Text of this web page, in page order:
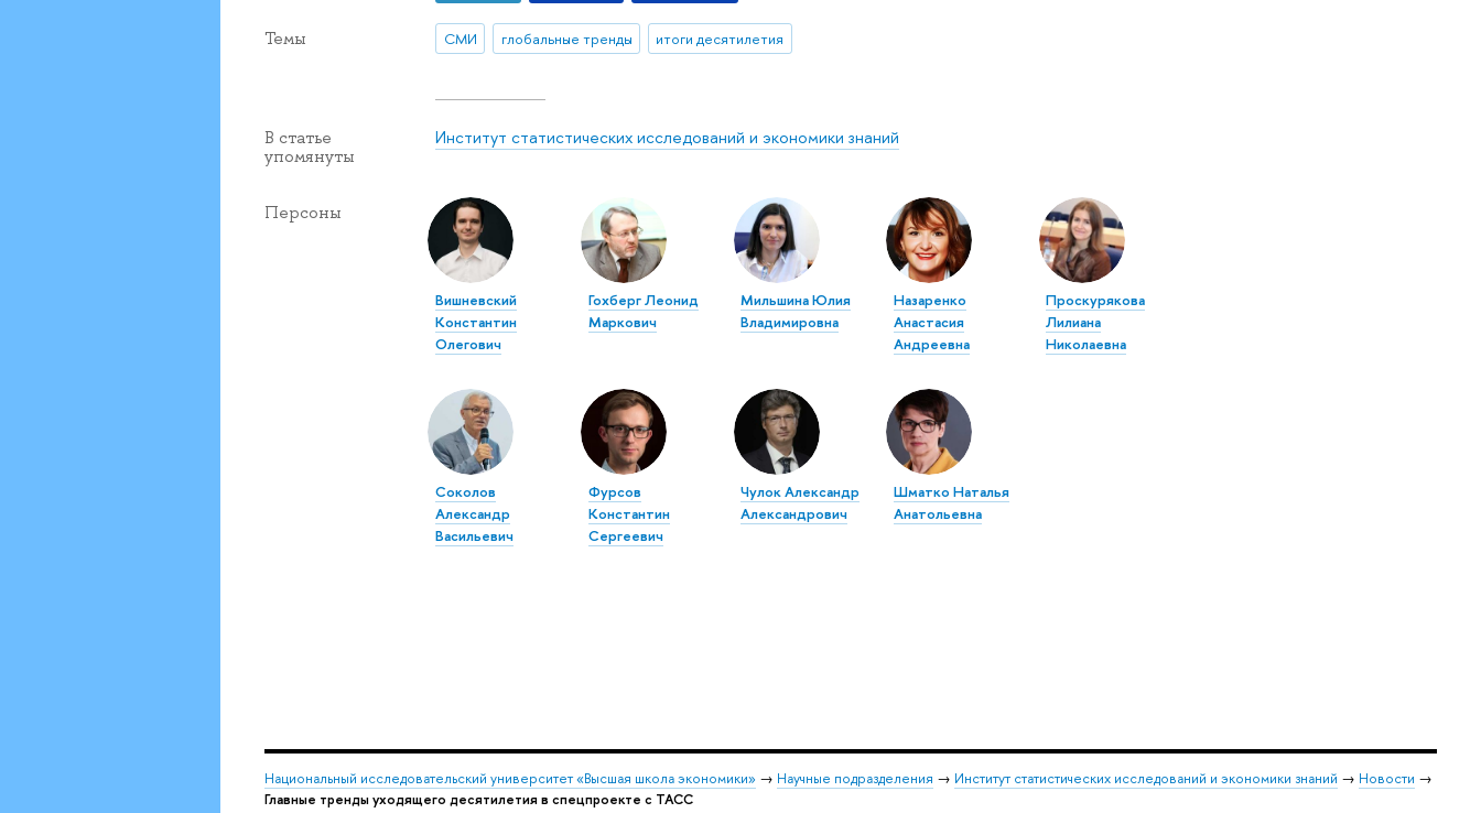
Темы СМИ глобальные тренды итоги десятилетия
В статье
упомянуты
Институт статистических исследований и экономики знаний
Персоны
Вишневский
Константин
Олегович
Гохберг Леонид
Маркович
Мильшина Юлия
Владимировна
Назаренко
Анастасия
Андреевна
Проскурякова
Лилиана
Николаевна
Соколов
Александр
Васильевич
Фурсов
Константин
Сергеевич
Чулок Александр
Александрович
Шматко Наталья
Анатольевна
Национальный исследовательский университет «Высшая школа экономики» → Научные подразделения → Институт статистических исследований и экономики знаний → Новости →
Главные тренды уходящего десятилетия в спецпроекте с ТАСС